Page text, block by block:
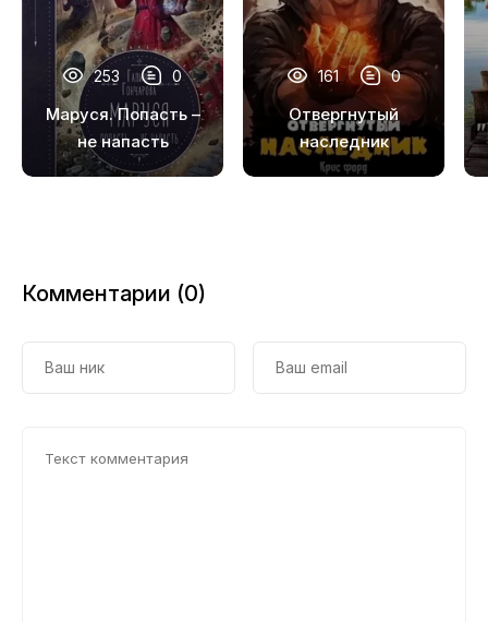
16
17
18
19
20
23
24
27
253 0
Маруся. Попасть –
не напасть
161 0
Отвергнутый
наследник
Комментарии (0)